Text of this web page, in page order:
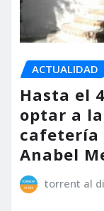
ACTUALIDAD
Hasta el
optar a
cafetería
Anabel
torrent al